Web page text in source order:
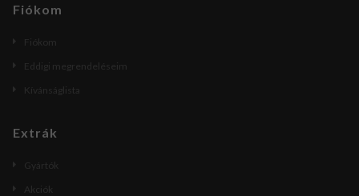
Fiókom
Fiókom
Eddigi megrendeléseim
Kívánságlista
Extrák
Gyártók
Akciók